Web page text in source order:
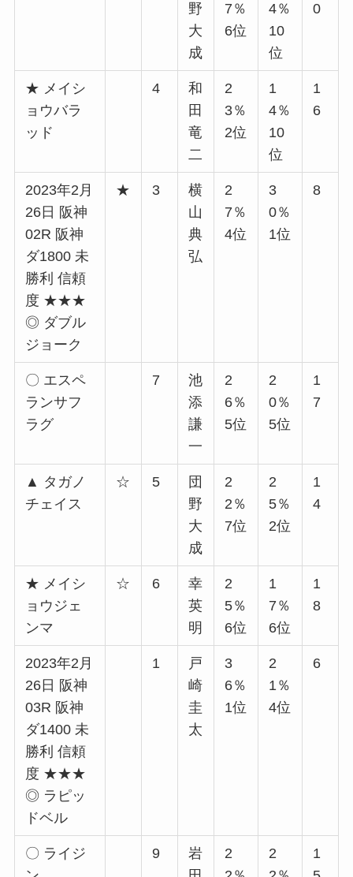
野
大
成
7％
6位
4％
10
位
0
★ メイシ
ョウバラ
ッド
4
和
田
竜
二
2
3％
2位
1
4％
10
位
1
6
2023年2月
26日 阪神
02R 阪神
ダ1800 未
勝利 信頼
度 ★★★
◎ ダブル
ジョーク
★ 3
横
山
典
弘
2
7％
4位
3
0％
1位
8
〇 エスペ
ランサフ
ラグ
7
池
添
謙
一
2
6％
5位
2
0％
5位
1
7
▲ タガノ
チェイス
☆ 5
団
野
大
成
2
2％
7位
2
5％
2位
1
4
★ メイシ
ョウジェ
ンマ
☆ 6
幸
英
明
2
5％
6位
1
7％
6位
1
8
2023年2月
26日 阪神
03R 阪神
ダ1400 未
勝利 信頼
度 ★★★
◎ ラピッ
ドベル
1
戸
崎
圭
太
3
6％
1位
2
1％
4位
6
〇 ライジ
9
岩
2
2
1